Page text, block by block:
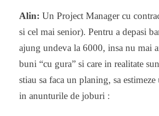
Alin: Un Project Manager cu
si cel mai senior). Pentru a depasi
ajung undeva la 6000, insa nu mai
buni “cu gura” si care in realitate
stiau sa faca un planing, sa
in anunturile de joburi :